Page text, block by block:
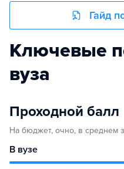
Гайд
Ключевые
вуза
Проходной балл
На бюджет, очно, в среднем
В вузе